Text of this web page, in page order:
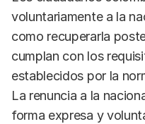
voluntariamente a la
como recuperarla
cumplan con los
establecidos por la
La renuncia a la
forma expresa y